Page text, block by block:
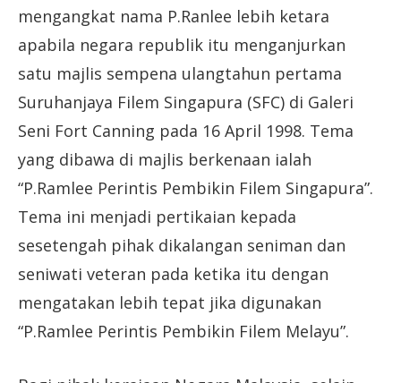
mengangkat nama P.Ranlee lebih ketara
apabila negara republik itu menganjurkan
satu majlis sempena ulangtahun pertama
Suruhanjaya Filem Singapura (SFC) di Galeri
Seni Fort Canning pada 16 April 1998. Tema
yang dibawa di majlis berkenaan ialah
“P.Ramlee Perintis Pembikin Filem Singapura”.
Tema ini menjadi pertikaian kepada
sesetengah pihak dikalangan seniman dan
seniwati veteran pada ketika itu dengan
mengatakan lebih tepat jika digunakan
“P.Ramlee Perintis Pembikin Filem Melayu”.